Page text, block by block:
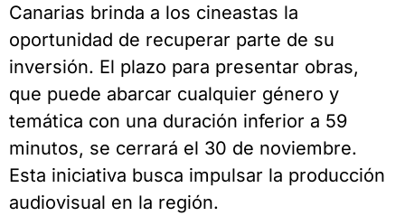
Canarias brinda a los cineastas la
oportunidad de recuperar parte de su
inversión. El plazo para presentar obras,
que puede abarcar cualquier género y
temática con una duración inferior a 59
minutos, se cerrará el 30 de noviembre.
Esta iniciativa busca impulsar la producción
audiovisual en la región.